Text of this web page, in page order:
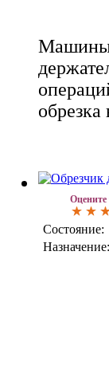
Машины
обрезка
Оцените
Состояние:
Назначение: